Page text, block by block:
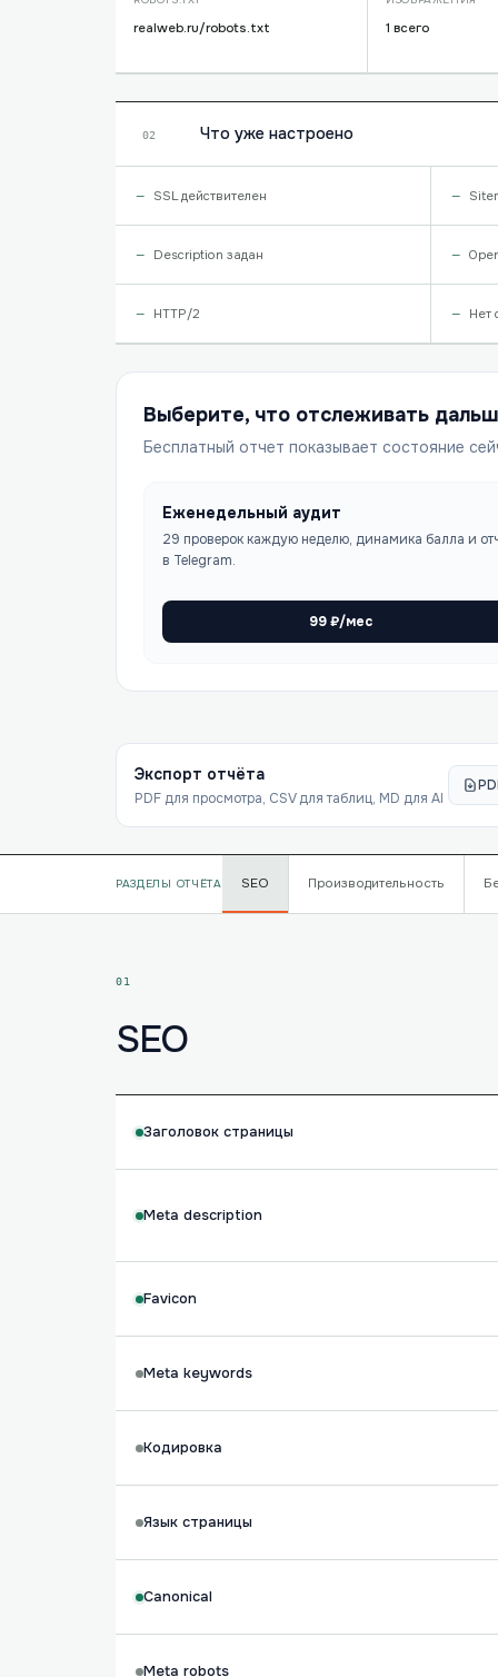
realweb.ru/robots.txt 1 всего
02 Что уже настроено
SSL действителен
Description задан
HTTP/2 Нет
Выберите, что отслеживать
Бесплатный отчет показывает состояние
Еженедельный аудит
29 проверок каждую неделю, динамика балла и
в Telegram.
99₽/мес
Экспорт отчёта
PDF для просмотра, CSV для таблиц, MD для AI
РАЗДЕЛЫ ОТЧЁТА SEO Производительность
01
SEO
Заголовок страницы
Meta description
Favicon
Meta keywords
Кодировка
Язык страницы
Canonical
Meta robots